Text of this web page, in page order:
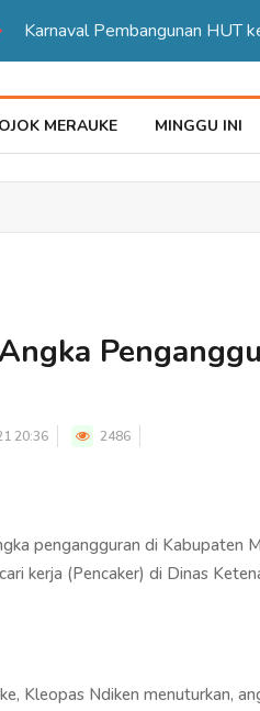
MERAUKE MINGGU INI
20:36 2486
pengangguran di Kabupaten
kerja (Pencaker) di Dinas
Kleopas Ndiken menuturkan,